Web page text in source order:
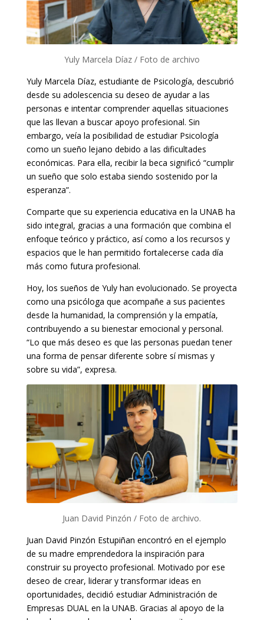
Yuly Marcela Díaz / Foto de archivo
Yuly Marcela Díaz, estudiante de Psicología, descubrió
desde su adolescencia su deseo de ayudar a las
personas e intentar comprender aquellas situaciones
que las llevan a buscar apoyo profesional. Sin
embargo, veía la posibilidad de estudiar Psicología
como un sueño lejano debido a las dificultades
económicas. Para ella, recibir la beca significó “cumplir
un sueño que solo estaba siendo sostenido por la
esperanza”.
Comparte que su experiencia educativa en la UNAB ha
sido integral, gracias a una formación que combina el
enfoque teórico y práctico, así como a los recursos y
espacios que le han permitido fortalecerse cada día
más como futura profesional.
Hoy, los sueños de Yuly han evolucionado. Se proyecta
como una psicóloga que acompañe a sus pacientes
desde la humanidad, la comprensión y la empatía,
contribuyendo a su bienestar emocional y personal.
“Lo que más deseo es que las personas puedan tener
una forma de pensar diferente sobre sí mismas y
sobre su vida”, expresa.
Juan David Pinzón / Foto de archivo.
Juan David Pinzón Estupiñan encontró en el ejemplo
de su madre emprendedora la inspiración para
construir su proyecto profesional. Motivado por ese
deseo de crear, liderar y transformar ideas en
oportunidades, decidió estudiar Administración de
Empresas DUAL en la UNAB. Gracias al apoyo de la